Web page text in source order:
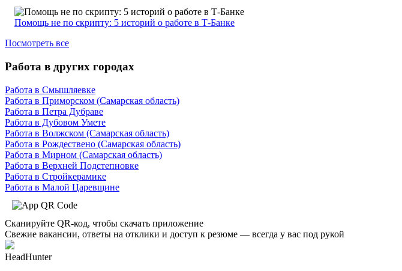
Помощь не по скрипту: 5 историй о работе в Т-Банке
Посмотреть все
Работа в других городах
Работа в Смышляевке
Работа в Приморском (Самарская область)
Работа в Петра Дубраве
Работа в Дубовом Умете
Работа в Волжском (Самарская область)
Работа в Рождествено (Самарская область)
Работа в Мирном (Самарская область)
Работа в Верхней Подстепновке
Работа в Стройкерамике
Работа в Малой Царевщине
Сканируйте QR-код, чтобы скачать приложение
Свежие вакансии, ответы на отклики и доступ к резюме — всегда у вас под рукой
HeadHunter